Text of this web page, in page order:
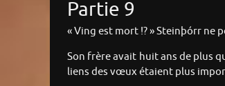
Partie 9
« Ving est mort !? » Steinþórr ne
Son frère avait huit ans de plus
liens des vœux étaient plus